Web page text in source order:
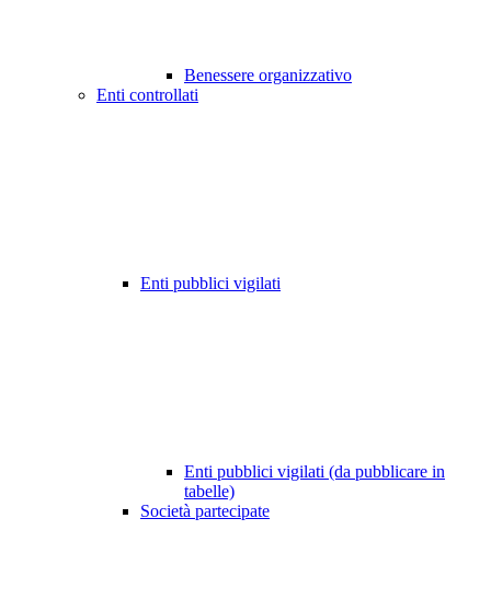
Benessere organizzativo
Enti controllati
Enti pubblici vigilati
Enti pubblici vigilati (da pubblicare in
tabelle)
Società partecipate